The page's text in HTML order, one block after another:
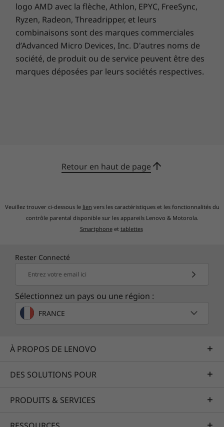
Specifications may vary depending upon
region / model.
logo AMD avec la flèche, Athlon, EPYC, FreeSync,
Ryzen, Radeon, Threadripper, et leurs
combinaisons sont des marques commerciales
d’Advanced Micro Devices, Inc. D'autres noms de
société, de produit ou de service peuvent être des
marques déposées par leurs sociétés respectives.
Retour en haut de page
Veuillez trouver ci-dessous le lien vers les caractéristiques et les fonctionnalités du
contrôle parental disponible sur les appareils Lenovo & Motorola.
Smartphoneet tablettes
Rester Connecté
Entrez votre email ici
Sélectionnez un pays ou une région :
FRANCE
À PROPOS DE LENOVO
DES SOLUTIONS POUR
PRODUITS & SERVICES